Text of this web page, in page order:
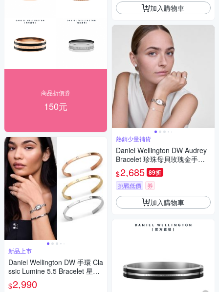
商品折價券
150元
新品上市
Daniel Wellington DW 手環 Cla
ssic Lumine 5.5 Bracelet 星辰
閃耀手環 (多色可選)
$2,990
加入購物車
熱銷少量補貨
Daniel Wellington DW Audrey
Bracelet 珍珠母貝玫瑰金手鍊 -
DW00401429
$2,685 89折
挑戰低價 券
加入購物車